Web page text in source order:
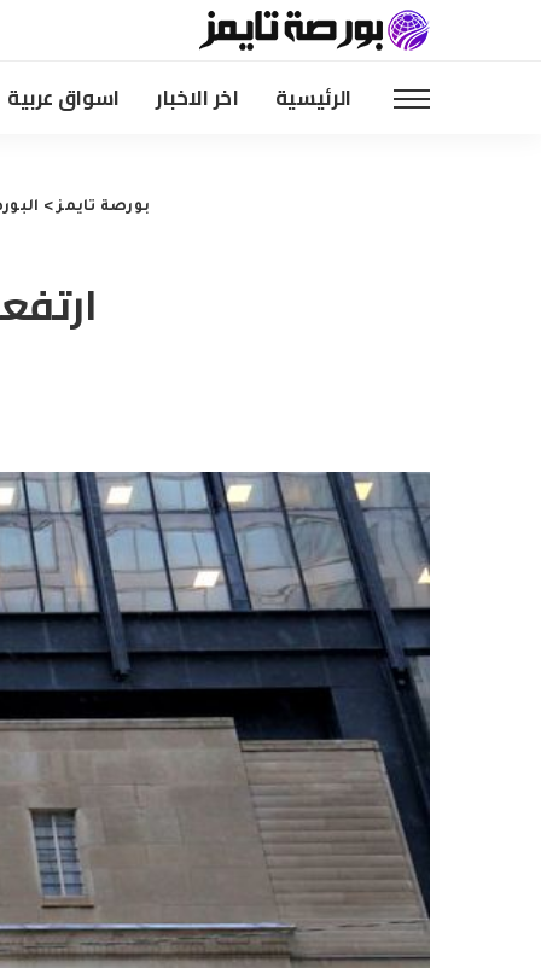
الرئيسية اخر الاخبار اسواق عربية
بورصة تايمز>